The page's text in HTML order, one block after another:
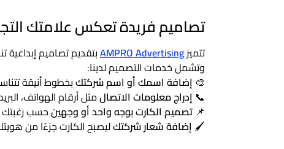
تصاميم فريدة تعكس علامتك
تتميزAMPRO Advertisingبتقديم تصاميم
وتشمل خدمات التصميم لدينا:
🎨 إضافة اسمك أو اسم شركتكبخطوط أنيقة
📞 إدراج معلومات الاتصالمثل أرقام الهواتف،
📌 تصميم الكارت بوجه واحد أو وجهينحسب رغبتك
🖌️إضافة شعار شركتكليصبح الكارت جزءًا من